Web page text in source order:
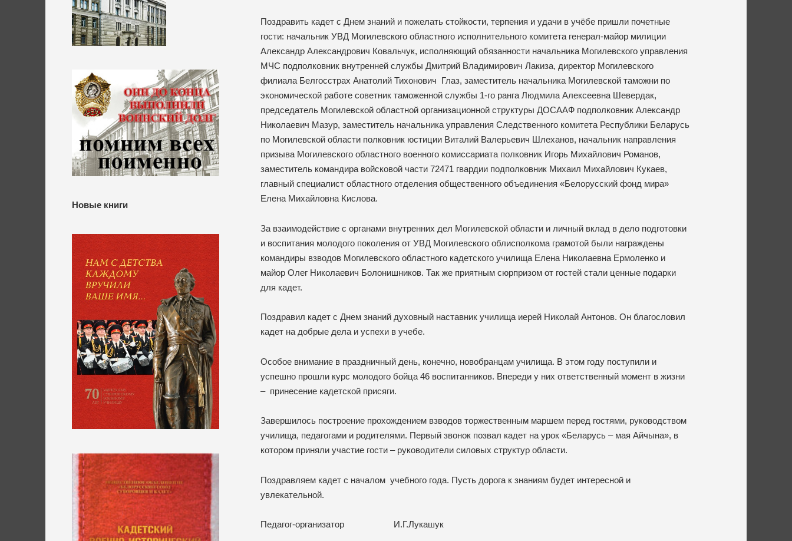
Поздравить кадет с Днем знаний и пожелать стойкости, терпения и удачи в учёбе пришли почетные
гости: начальник УВД Могилевского областного исполнительного комитета генерал-майор милиции
Александр Александрович Ковальчук, исполняющий обязанности начальника Могилевского управления
МЧС подполковник внутренней службы Дмитрий Владимирович Лакиза, директор Могилевского
филиала Белгосстрах Анатолий Тихонович Глаз, заместитель начальника Могилевской таможни по
экономической работе советник таможенной службы 1-го ранга Людмила Алексеевна Шевердак,
председатель Могилевской областной организационной структуры ДОСААФ подполковник Александр
Николаевич Мазур, заместитель начальника управления Следственного комитета Республики Беларусь
по Могилевской области полковник юстиции Виталий Валерьевич Шлеханов, начальник направления
призыва Могилевского областного военного комиссариата полковник Игорь Михайлович Романов,
заместитель командира войсковой части 72471 гвардии подполковник Михаил Михайлович Кукаев,
главный специалист областного отделения общественного объединения «Белорусский фонд мира»
Елена Михайловна Кислова.
За взаимодействие с органами внутренних дел Могилевской области и личный вклад в дело подготовки
и воспитания молодого поколения от УВД Могилевского облисполкома грамотой были награждены
командиры взводов Могилевского областного кадетского училища Елена Николаевна Ермоленко и
майор Олег Николаевич Болонишников. Так же приятным сюрпризом от гостей стали ценные подарки
для кадет.
Поздравил кадет с Днем знаний духовный наставник училища иерей Николай Антонов. Он благословил
кадет на добрые дела и успехи в учебе.
Особое внимание в праздничный день, конечно, новобранцам училища. В этом году поступили и
успешно прошли курс молодого бойца 46 воспитанников. Впереди у них ответственный момент в жизни
– принесение кадетской присяги.
Завершилось построение прохождением взводов торжественным маршем перед гостями, руководством
училища, педагогами и родителями. Первый звонок позвал кадет на урок «Беларусь – мая Айчына», в
котором приняли участие гости – руководители силовых структур области.
Поздравляем кадет с началом учебного года. Пусть дорога к знаниям будет интересной и
увлекательной.
Педагог-организатор И.Г.Лукашук
Новые книги